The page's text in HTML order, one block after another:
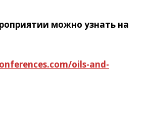
можно узнать на
oils-and-